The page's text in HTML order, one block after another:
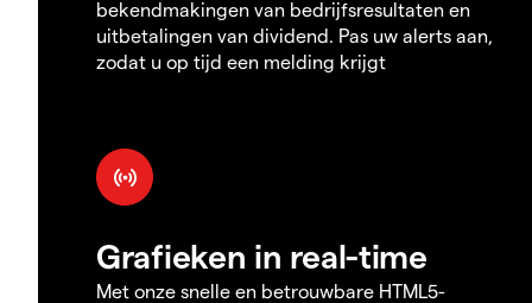
bekendmakingen van bedrijfsresultaten en
uitbetalingen van dividend. Pas uw alerts aan,
zodat u op tijd een melding krijgt
Grafieken in real-time
Met onze snelle en betrouwbare HTML5-